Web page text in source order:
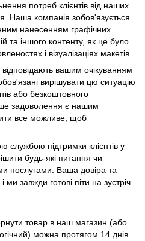
потреб клієнтів від наших
Наша компанія зобов'язується
нанесенням графічних
та іншого контенту, як це було
і візуалізаціях макетів.
вашим очікуванням
вирішувати цю ситуацію
або безкоштовного
задоволення є нашим
все можливе, щоб
службою підтримки клієнтів у
будь-які питання чи
послугами. Ваша довіра та
завжди готові піти на зустріч
товар в наш магазин (або
можна протягом 14 днів